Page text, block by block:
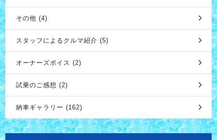
その他 (4)
スタッフによるクルマ紹介 (5)
オーナーズボイス (2)
試乗のご感想 (2)
納車ギャラリー (162)